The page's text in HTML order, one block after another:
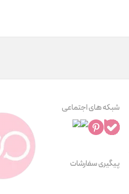
شبکه های اجتماعی
پیگیری سفارشات